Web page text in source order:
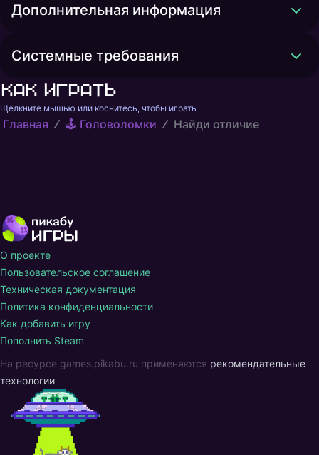
Дополнительная информация
Системные требования
Как играть
Щелкните мышью или коснитесь, чтобы играть
Главная 🕹️ Головоломки Найди отличие
О проекте
Пользовательское соглашение
Техническая документация
Политика конфиденциальности
Как добавить игру
Пополнить Steam
На ресурсе games.pikabu.ru применяются рекомендательные
технологии